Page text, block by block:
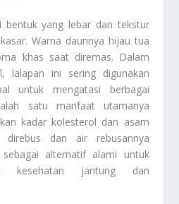
bentuk yang lebar dan tekstur
Warna daunnya hijau tua
khas saat diremas. Dalam
lalapan ini sering digunakan
untuk mengatasi berbagai
satu manfaat utamanya
kadar kolesterol dan asam
dan air rebusannya
alternatif alami untuk
kesehatan jantung dan